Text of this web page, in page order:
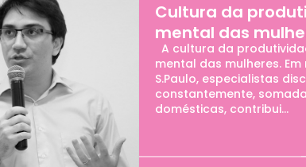
Cultura da
mental das
A cultura da
mental das mulheres.
S.Paulo, especialistas
constantemente,
domésticas, contribui...